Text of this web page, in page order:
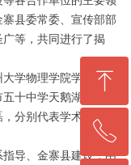
县委常委、宣传部部
等，共同进行了揭
学物理学院学术院长
十中学天鹅湖教育集
分别代表学术界、科
导、金寨县建设，由
ꁸ
回到顶部
ꂅ